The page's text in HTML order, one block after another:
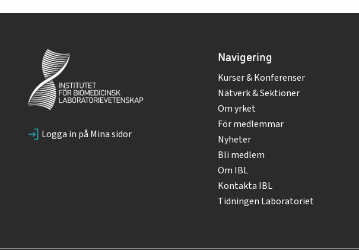
Logga in på Mina sidor
Navigering
Kurser & Konferenser
Nätverk & Sektioner
Om yrket
För medlemmar
Nyheter
Bli medlem
Om IBL
Kontakta IBL
Tidningen Laboratoriet